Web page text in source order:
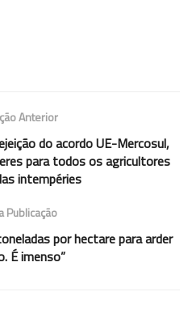
Anterior
do acordo UE-Mercosul,
para todos os agricultores
intempéries
Publicação
por hectare para arder
É imenso”